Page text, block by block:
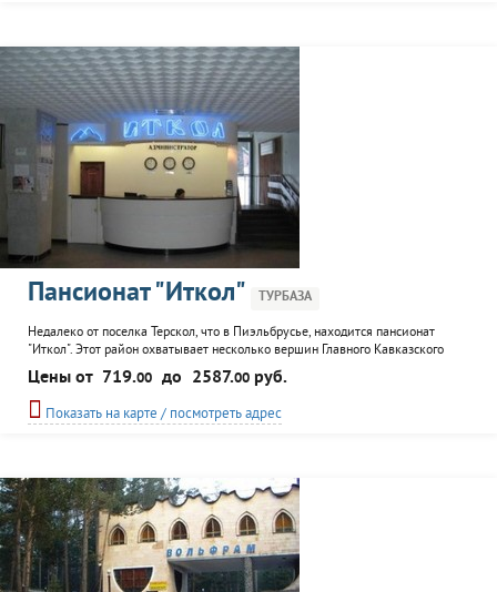
Пансионат "Иткол" ТУРБАЗА
Недалеко от поселка Терскол, что в Пиэльбрусье, находится пансионат
"Иткол". Этот район охватывает несколько вершин Главного Кавказского
хребта. Пансионат представляет собой 5-ти этажное здание, которое
соединено со столовой переходом. Номерной фонд состоит из
комфортабельных номеров разного класса. Внимательный персонал
предложит различные варианты отдыха: экскурсионное сопровождение...
Цены от 719.00 до 2587.00 руб.
Показать на карте / посмотреть адрес